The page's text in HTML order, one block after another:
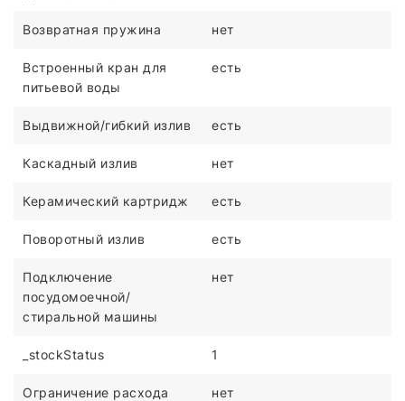
Возвратная пружина нет
Встроенный кран для
питьевой воды
есть
Выдвижной/гибкий излив есть
Каскадный излив нет
Керамический картридж есть
Поворотный излив есть
Подключение
посудомоечной/
стиральной машины
нет
_stockStatus 1
Ограничение расхода
нет